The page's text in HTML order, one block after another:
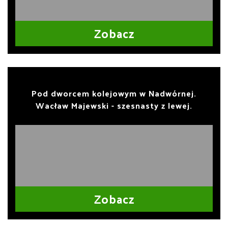
Zobacz
Pod dworcem kolejowym w Nadwórnej.
Wacław Majewski - szesnasty z lewej.
Zobacz